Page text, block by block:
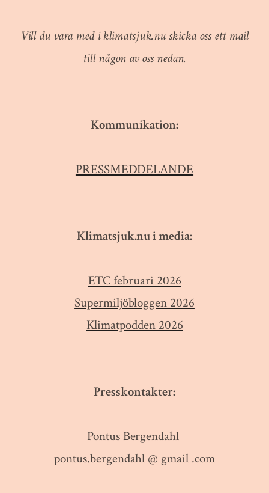
Vill du vara med i klimatsjuk.nu skicka oss ett mail
till någon av oss nedan.
Kommunikation:
PRESSMEDDELANDE
Klimatsjuk.nu i media:
ETC februari 2026
Supermiljöbloggen 2026
Klimatpodden 2026
Presskontakter:
Pontus Bergendahl
pontus.bergendahl @ gmail .com